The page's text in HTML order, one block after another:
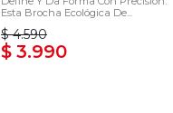
Esta Brocha Ecológica De...
$ 4.590
$ 3.990